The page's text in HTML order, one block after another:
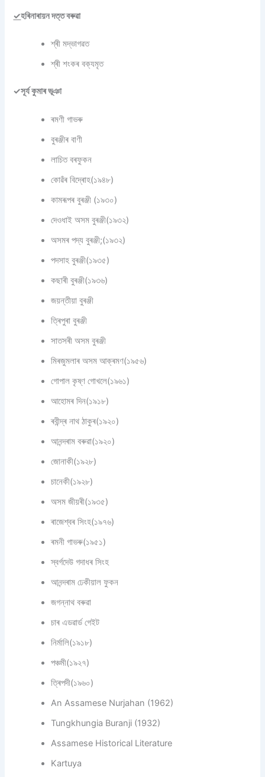
✓হৰিনাৰায়ন দত্ত বৰুৱা
শ্ৰী মদ্ভাগৱত
শ্ৰী শংকৰ বক্যমৃত
✓সূৰ্য কুমাৰ ভূঞা
ৰমণী গাভৰু
বুৰঞ্জীৰ বাণী
লাচিত বৰফুকন
কোৱঁৰ বিদ্ৰোহ(১৯৪৮)
কামৰূপৰ বুৰঞ্জী (১৯৩০)
দেওধাই অসম বুৰঞ্জী(১৯৩২)
অসমৰ পদ্য বুৰঞ্জী;(১৯৩২)
পদসাহ বুৰঞ্জী(১৯৩৫)
কছাৰী বুৰঞ্জী(১৯৩৬)
জয়ন্তীয়া বুৰঞ্জী
ত্ৰিপুৰা বুৰঞ্জী
সাতসৰী অসম বুৰঞ্জী
মিৰজুমলাৰ অসম আক্ৰমণ(১৯৫৬)
গোপাল কৃষ্ণ গোখলে(১৯৬১)
আহোমৰ দিন(১৯১৮)
ৰবীন্দ্ৰ নাথ ঠাকুৰ(১৯২০)
আনন্দৰাম বৰুৱা(১৯২০)
জোনাকী(১৯২৮)
চানেকী(১৯২৮)
অসম জীয়ৰী(১৯৩৫)
ৰাজেশ্বৰ সিংহ(১৯৭৬)
ৰমনী গাভৰু(১৯৫১)
স্বৰ্গদেউ গদাধৰ সিংহ
আনন্দৰাম ঢেকীয়াল ফুকন
জগন্নাথ বৰুৱা
চাৰ এডৱাৰ্ড গেইট
নিৰ্মালি(১৯১৮)
পঞ্চমী(১৯২৭)
ত্ৰিপদী(১৯৬০)
An Assamese Nurjahan (1962)
Tungkhungia Buranji (1932)
Assamese Historical Literature
Kartuya